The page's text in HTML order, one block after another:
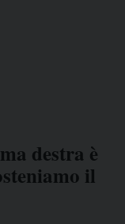
destra è
il